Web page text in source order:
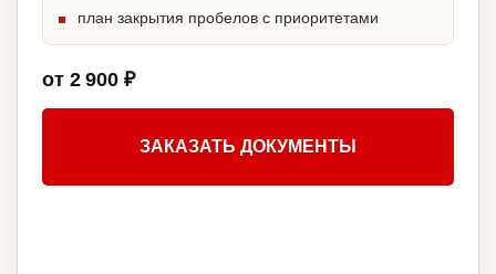
план закрытия пробелов с приоритетами
от 2 900 ₽
ЗАКАЗАТЬ ДОКУМЕНТЫ